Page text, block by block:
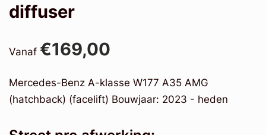
diffuser
Vanaf €169,00
Mercedes-Benz A-klasse W177 A35 AMG
(hatchback) (facelift) Bouwjaar: 2023 - heden